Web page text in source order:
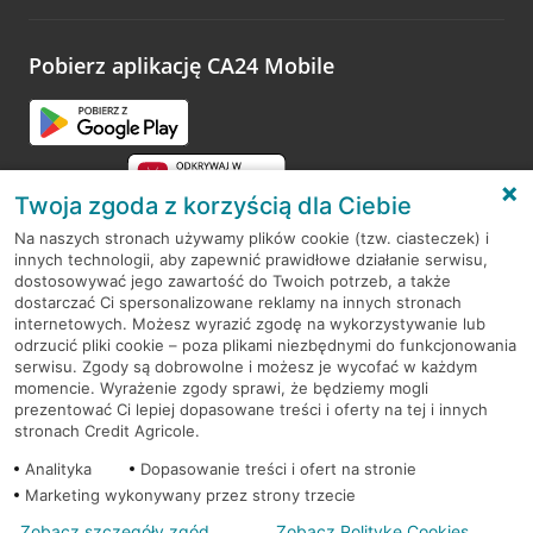
opinie.
Pobierz aplikację CA24 Mobile
RODO
Regulamin serwisu
Mapa serwisu
PolitykaCookies
Twoja zgoda z korzyścią dla Ciebie
Na naszych stronach używamy plików cookie (tzw. ciasteczek) i
innych technologii, aby zapewnić prawidłowe działanie serwisu,
dostosowywać jego zawartość do Twoich potrzeb, a także
dostarczać Ci spersonalizowane reklamy na innych stronach
internetowych. Możesz wyrazić zgodę na wykorzystywanie lub
odrzucić pliki cookie – poza plikami niezbędnymi do funkcjonowania
serwisu. Zgody są dobrowolne i możesz je wycofać w każdym
momencie. Wyrażenie zgody sprawi, że będziemy mogli
prezentować Ci lepiej dopasowane treści i oferty na tej i innych
stronach Credit Agricole.
Analityka
Dopasowanie treści i ofert na stronie
Marketing wykonywany przez strony trzecie